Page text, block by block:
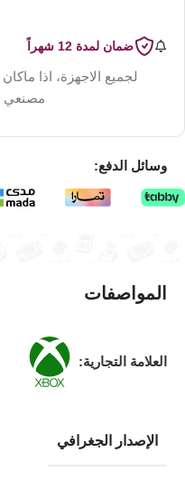
ضمان لمدة 12 شهراً
لجميع الاجهزة، اذا
مصنعي
وسائل الدفع:
المواصفات
العلامة التجارية:
الإصدار الجغرافي